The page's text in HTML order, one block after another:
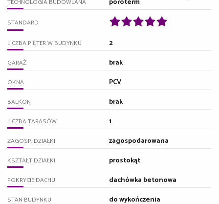
TECHNOLOGIA BUDOWLANA
STANDARD
LICZBA PIĘTER W BUDYNKU 2
GARAŻ brak
OKNA PCV
BALKON brak
LICZBA TARASÓW 1
ZAGOSP. DZIAŁKI zagospodarowana
KSZTAŁT DZIAŁKI prostokąt
POKRYCIE DACHU dachówka betonowa
STAN BUDYNKU do wykończenia